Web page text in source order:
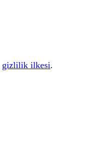
gizlilik ilkesi.